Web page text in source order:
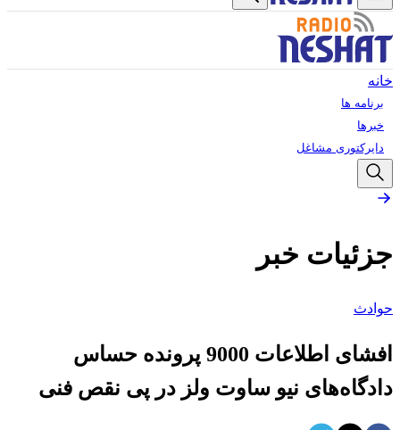
خانه
برنامه ها
خبرها
دایرکتوری مشاغل
جزئیات خبر
حوادث
افشای اطلاعات 9000 پرونده حساس
دادگاه‌های نیو ساوت ولز در پی نقص فنی